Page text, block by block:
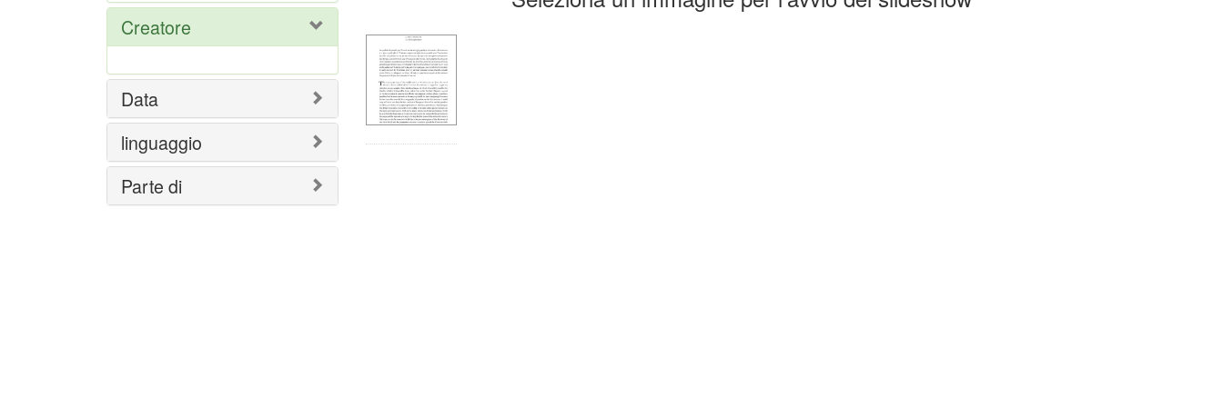
ricerca
Creatore
Data
linguaggio
Parte di